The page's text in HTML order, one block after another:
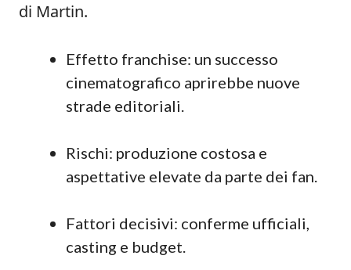
di Martin.
Effetto franchise: un successo
cinematografico aprirebbe nuove
strade editoriali.
Rischi: produzione costosa e
aspettative elevate da parte dei fan.
Fattori decisivi: conferme ufficiali,
casting e budget.